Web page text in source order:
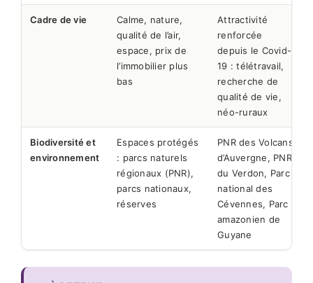
Cadre de vie
Calme, nature,
qualité de l’air,
espace, prix de
l’immobilier plus
bas
Attractivité
renforcée
depuis le Covid-
19 : télétravail,
recherche de
qualité de vie,
néo-ruraux
Biodiversité et
environnement
Espaces protégés
: parcs naturels
régionaux (PNR),
parcs nationaux,
réserves
PNR des Volcans
d’Auvergne, PNR
du Verdon, Parc
national des
Cévennes, Parc
amazonien de
Guyane